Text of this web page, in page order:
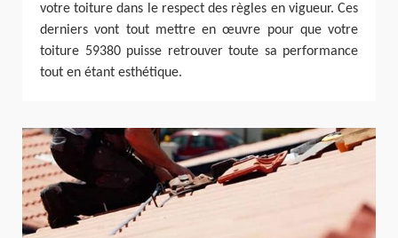
votre toiture dans le respect des règles en vigueur. Ces
derniers vont tout mettre en œuvre pour que votre
toiture 59380 puisse retrouver toute sa performance
tout en étant esthétique.